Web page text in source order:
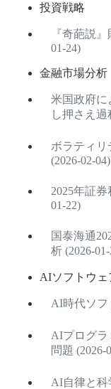
投資戦略
『奇葩説
01-24)
金融市場分析
米国政府に
し押さえ過
ボラティ
(2026-02-04)
2025年証
01-22)
国泰海通
析 (2026-
AIソフトウ
AI時代ソフ
AIプログラ
問題 (2026-
AI自律と科